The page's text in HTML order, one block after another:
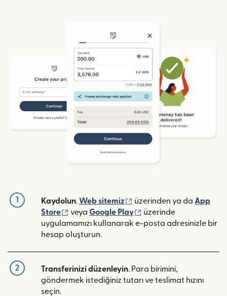
1 Kaydolun.Web sitemiz (yeni pencerede açılır)
üzerinden ya da App
Store
(yeni pencerede açılır)
veya Google Play (yeni pencerede açılır)
üzerinde
uygulamamızı kullanarak e-posta adresinizle bir
hesap oluşturun.
2 Transferinizi düzenleyin. Para birimini,
göndermek istediğiniz tutarı ve teslimat hızını
seçin.